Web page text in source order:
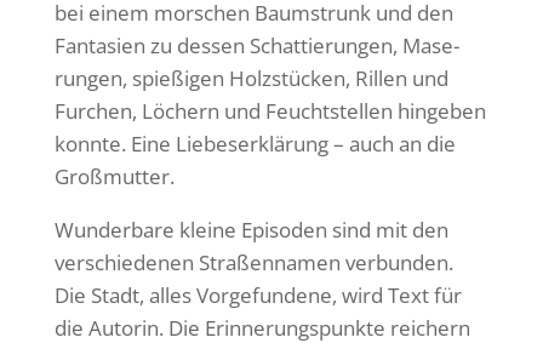
bei einem morschen Baum­strunk und den
Fanta­sien zu dessen Schat­tie­rungen, Mase­
rungen, spie­ßigen Holz­stü­cken, Rillen und
Furchen, Löchern und Feucht­stellen hingeben
konnte. Eine Liebes­er­klä­rung – auch an die
Großmutter.
Wunder­bare kleine Episoden sind mit den
verschie­denen Stra­ßen­namen verbunden.
Die Stadt, alles Vorge­fun­dene, wird Text für
die Autorin. Die Erin­ne­rungs­punkte reichern